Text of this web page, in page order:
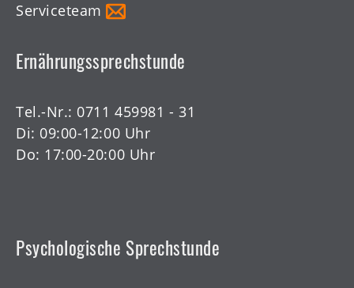
Serviceteam
Ernährungssprechstunde
Tel.-Nr.: 0711 459981 - 31
Di: 09:00-12:00 Uhr
Do: 17:00-20:00 Uhr
Psychologische Sprechstunde